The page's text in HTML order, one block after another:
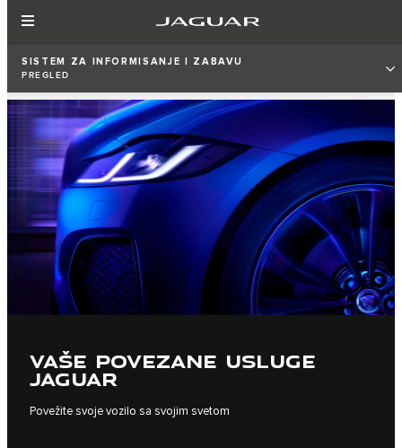
SISTEM ZA INFORMISANJE I ZABAVU
PREGLED
VAŠE POVEZANE USLUGE
JAGUAR
Povežite svoje vozilo sa svojim svetom